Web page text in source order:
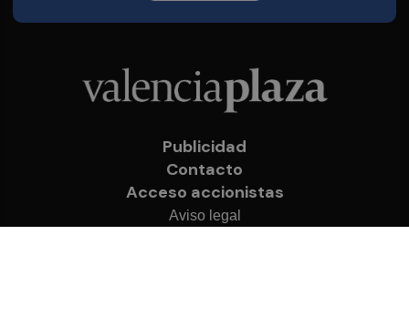
Publicidad
Contacto
Acceso accionistas
Aviso legal